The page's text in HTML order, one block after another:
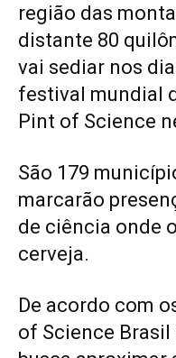
região das
distante 80
vai sediar nos
festival mundial
Pint of Science
São 179
marcarão
de ciência onde
cerveja.
De acordo com
of Science